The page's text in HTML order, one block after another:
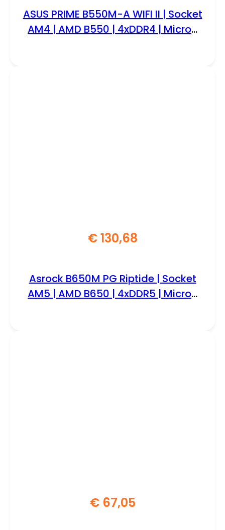
ASUS PRIME B550M-A WIFI II | Socket
AM4 | AMD B550 | 4xDDR4 | Micro-
€130,68
Asrock B650M PG Riptide | Socket
AM5 | AMD B650 | 4xDDR5 | Micro-
€67,05